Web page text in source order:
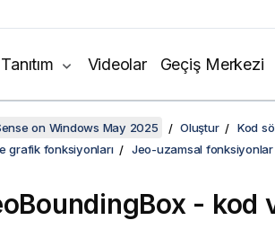
Videolar Geçiş Merkezi
on Windows May 2025 Oluştur
Kod
grafik fonksiyonları
Jeo-uzamsal fonksiyonlar
-